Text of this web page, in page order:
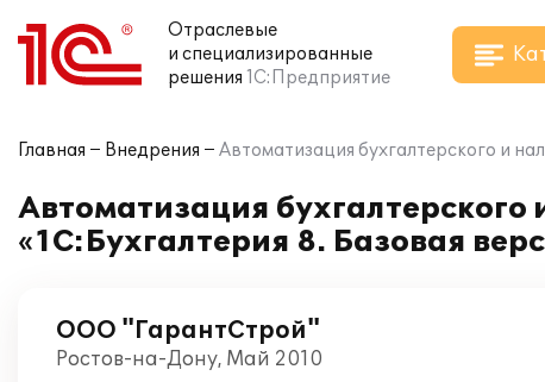
Отраслевые
и специализированные
решения 1С:Предприятие
Главная Внедрения Автоматизация бухгалтерского и
Автоматизация
«1С:Бухгалтерия 8. Базовая
ООО "ГарантСтрой"
Ростов-на-Дону, Май 2010